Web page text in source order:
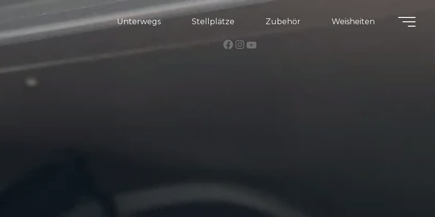
Unterwegs Stellplätze Zubehör Weisheiten
Facebook
Instagram
YouTube